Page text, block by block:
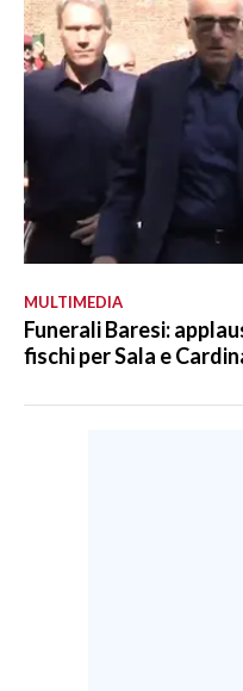
MULTIMEDIA
Funerali Baresi:
fischi per Sala e